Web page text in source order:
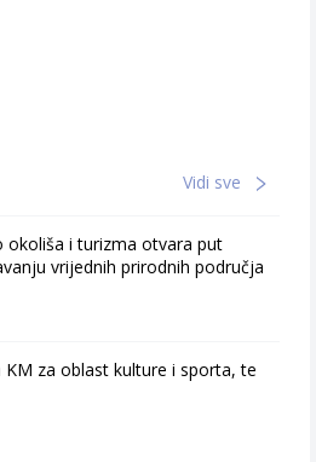
Vidi sve
okoliša i turizma otvara put
vrijednih prirodnih područja
KM za oblast kulture i sporta, te